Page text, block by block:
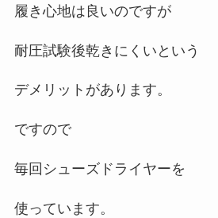
履き心地は良いのですが
耐圧試験後乾きにくいという
デメリットがあります。
ですので
毎回シューズドライヤーを
使っています。